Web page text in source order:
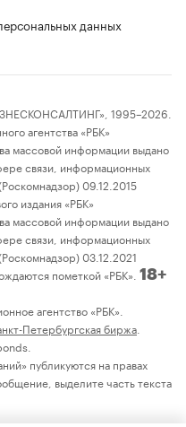
данных
1995–2026.
агентства «РБК»
массовой информации выдано
связи, информационных
09.12.2015
издания «РБК»
массовой информации выдано
связи, информационных
03.12.2021
пометкой «РБК». 18+
агентство «РБК».
Петербургская биржа
публикуются на правах
выделите часть текста